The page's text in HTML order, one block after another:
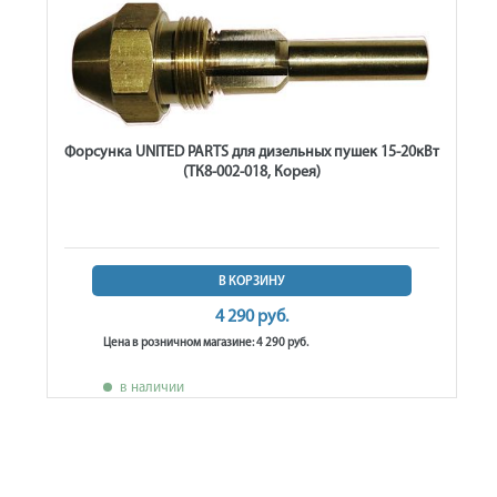
Форсунка UNITED PARTS для дизельных пушек 15-20кВт
(ТК8-002-018, Корея)
В КОРЗИНУ
4 290 руб.
Цена в розничном магазине: 4 290 руб.
в наличии